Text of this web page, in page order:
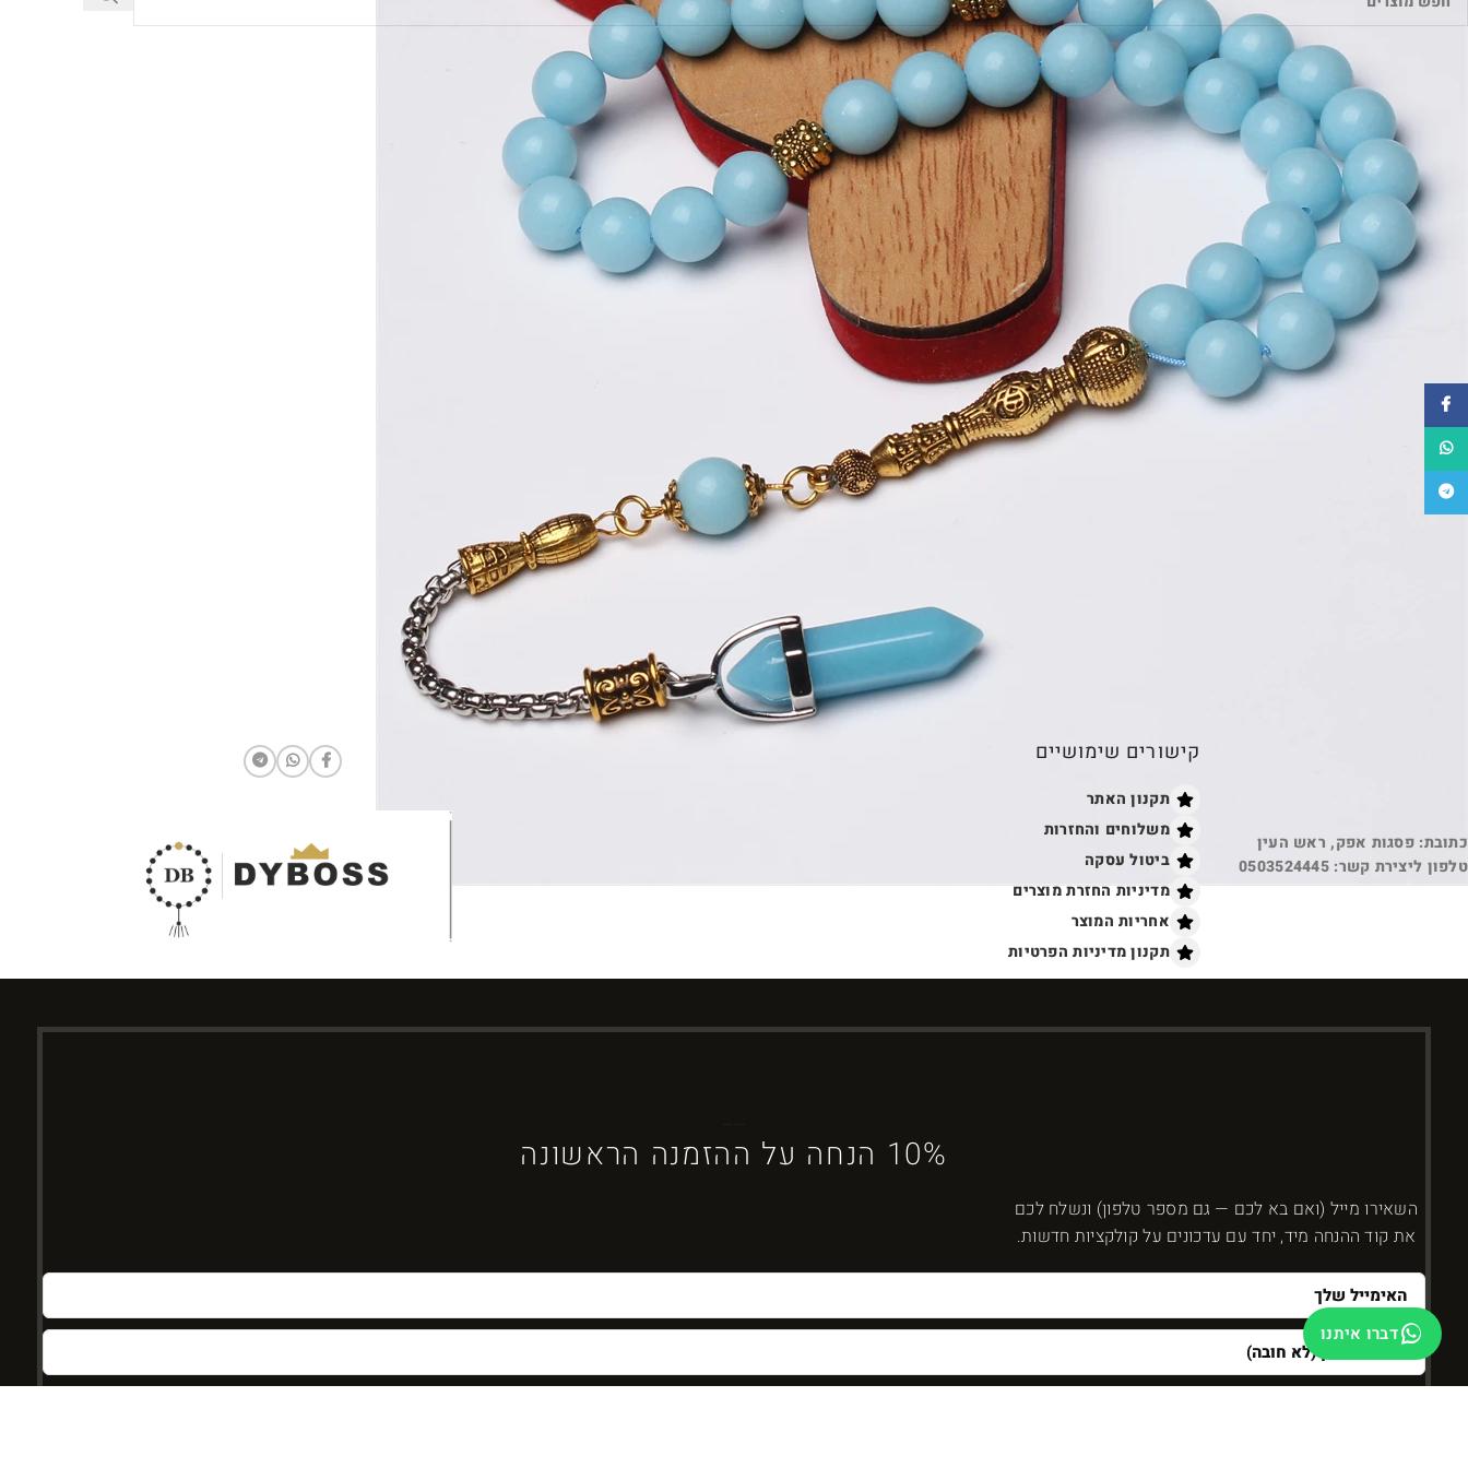
כתובת: פסגות אפק, ראש העין
טלפון ליצירת קשר: 0503524445
קישורים שימושיים
תקנון האתר
משלוחים והחזרות
ביטול עסקה
מדיניות החזרת מוצרים
אחריות המוצר
תקנון מדיניות הפרטיות
דברו איתנו
10% הנחה על ההזמנה הראשונה
השאירו מייל (ואם בא לכם — גם מספר טלפון) ונשלח לכם
את קוד ההנחה מיד, יחד עם עדכונים על קולקציות חדשות.